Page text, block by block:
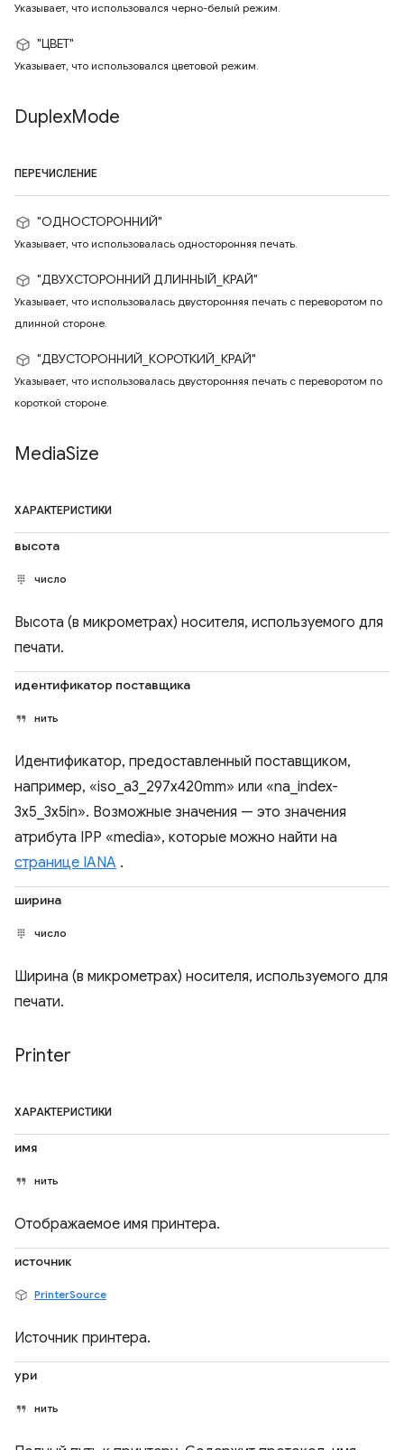
Указывает, что использовался черно-белый режим.
"ЦВЕТ"
Указывает, что использовался цветовой режим.
DuplexMode
ПЕРЕЧИСЛЕНИЕ
"ОДНОСТОРОННИЙ"
Указывает, что использовалась односторонняя печать.
"ДВУХСТОРОННИЙ ДЛИННЫЙ_КРАЙ"
Указывает, что использовалась двусторонняя печать с переворотом по
длинной стороне.
"ДВУСТОРОННИЙ_КОРОТКИЙ_КРАЙ"
Указывает, что использовалась двусторонняя печать с переворотом по
короткой стороне.
MediaSize
ХАРАКТЕРИСТИКИ
высота
число
Высота (в микрометрах) носителя, используемого для
печати.
идентификатор поставщика
нить
Идентификатор, предоставленный поставщиком,
например, «iso_a3_297x420mm» или «na_index-
3x5_3x5in». Возможные значения — это значения
атрибута IPP «media», которые можно найти на
странице IANA .
ширина
число
Ширина (в микрометрах) носителя, используемого для
печати.
Printer
ХАРАКТЕРИСТИКИ
имя
нить
Отображаемое имя принтера.
источник
PrinterSource
Источник принтера.
ури
нить